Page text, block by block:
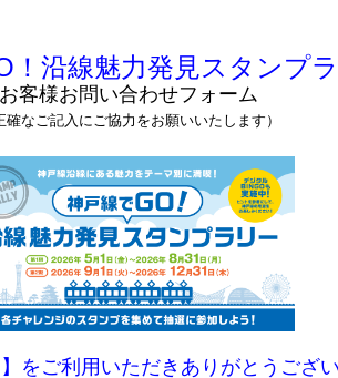
！沿線魅力発見スタンプラ
お客様お問い合わせフォーム
確なご記入にご協力をお願いいたします）
をご利用いただきありがとうござ